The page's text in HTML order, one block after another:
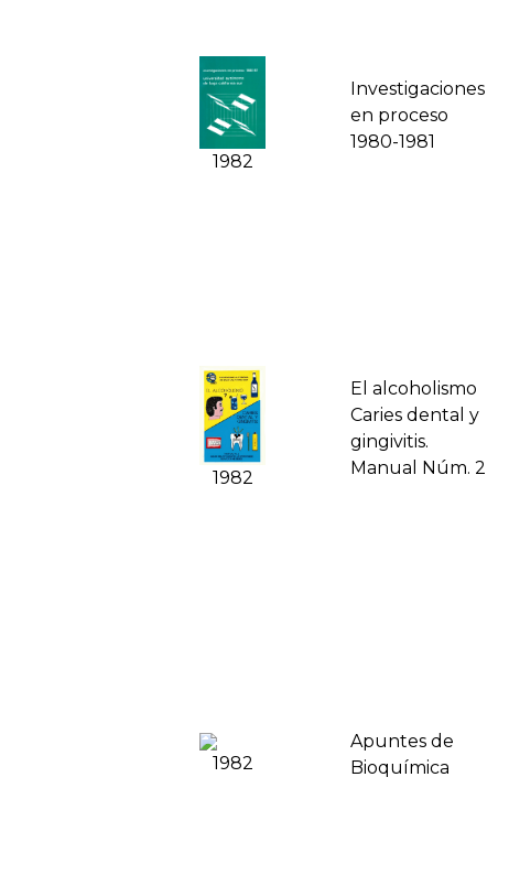
1982
Investigaciones
en proceso
1980-1981
1982
El alcoholismo
Caries dental y
gingivitis.
Manual Núm. 2
1982
Apuntes de
Bioquí­mica